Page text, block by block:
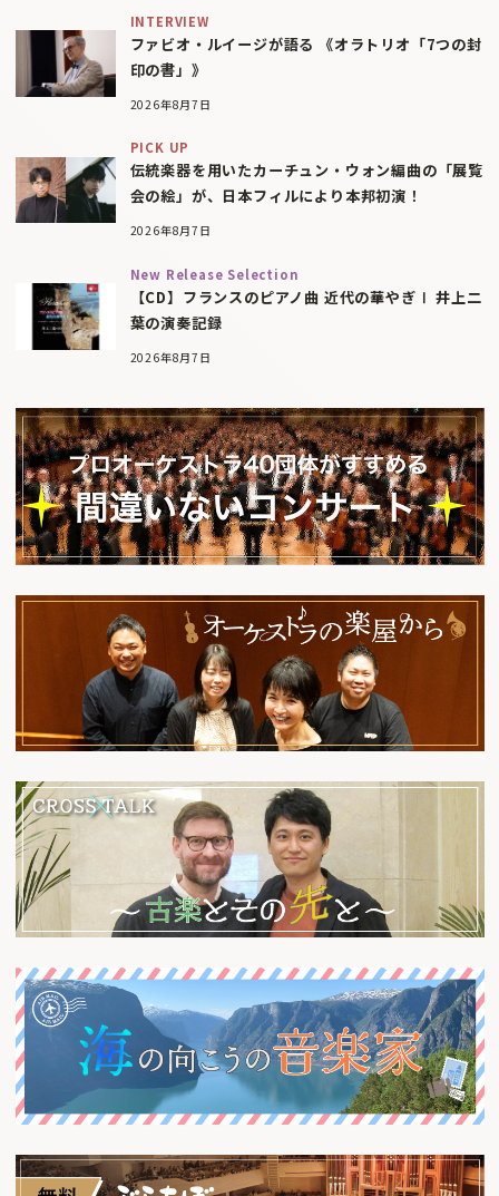
INTERVIEW
ファビオ・ルイージが語る 《オラトリオ「7つの封
印の書」》
2026年8月7日
PICK UP
伝統楽器を用いたカーチュン・ウォン編曲の「展覧
会の絵」が、日本フィルにより本邦初演！
2026年8月7日
New Release Selection
【CD】フランスのピアノ曲 近代の華やぎⅠ 井上二
葉の演奏記録
2026年8月7日